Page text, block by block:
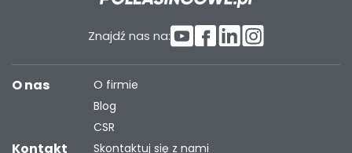
Znajdź nas na:
O nas
O firmie
Blog
CSR
Kontakt Skontaktuj się z nami